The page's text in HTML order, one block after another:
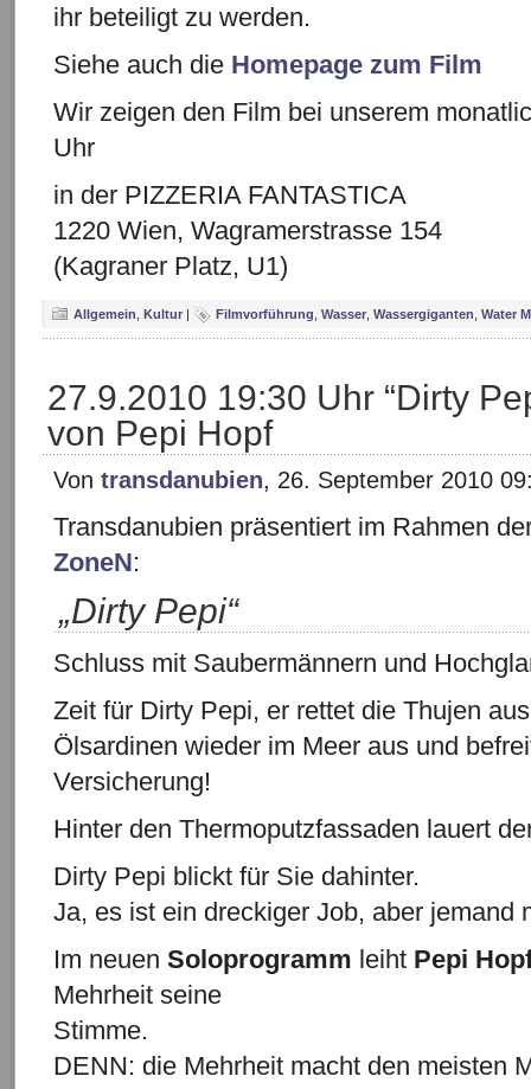
ihr beteiligt zu werden.
Siehe auch die Homepage zum Film
Wir zeigen den Film bei unserem
Uhr
in der PIZZERIA FANTASTICA
1220 Wien, Wagramerstrasse 154
(Kagraner Platz, U1)
Allgemein Kultur | Filmvorführung Wasser Wassergiganten Water
27.9.2010 19:30 Uhr “Dirty
von Pepi Hopf
Von transdanubien, 26. September 2010
Transdanubien präsentiert im Rahmen
ZoneN:
„Dirty Pepi“
Schluss mit Saubermännern und
Zeit für Dirty Pepi, er rettet die Thujen
Ölsardinen wieder im Meer aus und
Versicherung!
Hinter den Thermoputzfassaden lauert
Dirty Pepi blickt für Sie dahinter.
Ja, es ist ein dreckiger Job, aber jemand
Im neuen Soloprogramm leiht Pepi
Mehrheit seine
Stimme.
DENN: die Mehrheit macht den meisten